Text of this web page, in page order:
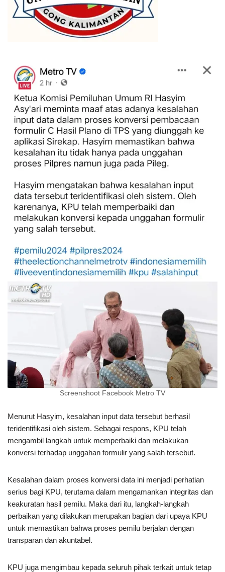
Screenshoot Facebook Metro TV
Menurut Hasyim, kesalahan input data tersebut berhasil
teridentifikasi oleh sistem. Sebagai respons, KPU telah
mengambil langkah untuk memperbaiki dan melakukan
konversi terhadap unggahan formulir yang salah tersebut.
Kesalahan dalam proses konversi data ini menjadi perhatian
serius bagi KPU, terutama dalam mengamankan integritas dan
keakuratan hasil pemilu. Maka dari itu, langkah-langkah
perbaikan yang dilakukan merupakan bagian dari upaya KPU
untuk memastikan bahwa proses pemilu berjalan dengan
transparan dan akuntabel.
KPU juga mengimbau kepada seluruh pihak terkait untuk tetap